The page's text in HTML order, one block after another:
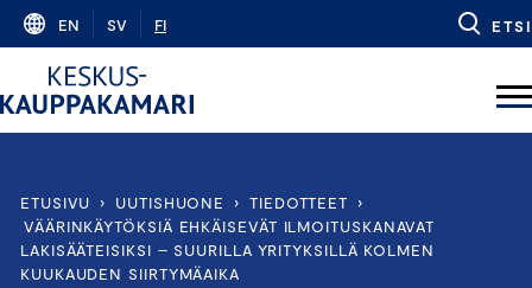
Skip
content
EN SV FI ETSI
ETUSIVU › UUTISHUONE › TIEDOTTEET
›
VÄÄRINKÄYTÖKSIÄ EHKÄISEVÄT ILMOITUSKANAVAT
LAKISÄÄTEISIKSI – SUURILLA YRITYKSILLÄ KOLMEN
KUUKAUDEN SIIRTYMÄAIKA